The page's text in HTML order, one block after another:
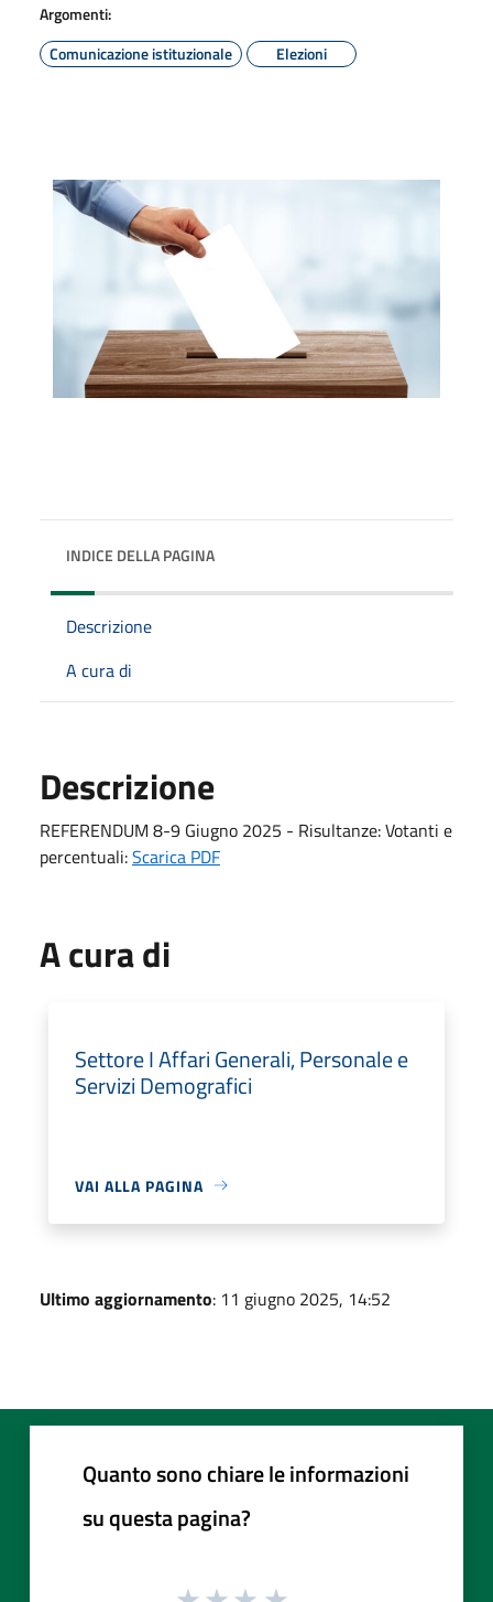
Argomenti:
Comunicazione istituzionale
Elezioni
INDICE DELLA PAGINA
Descrizione
A cura di
Descrizione
REFERENDUM 8-9 Giugno 2025 - Risultanze: Votanti e
percentuali:Scarica PDF
A cura di
Settore I Affari Generali, Personale e
Servizi Demografici
VAI ALLA PAGINA
Ultimo aggiornamento: 11 giugno 2025, 14:52
Quanto sono chiare le informazioni
su questa pagina?